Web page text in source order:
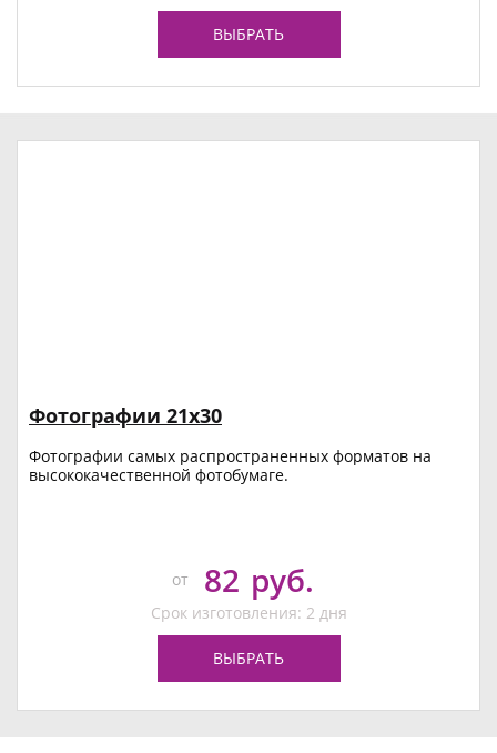
ВЫБРАТЬ
Фотографии 21х30
Фотографии самых распространенных форматов на
высококачественной фотобумаге.
от 82 руб.
Срок изготовления: 2 дня
ВЫБРАТЬ